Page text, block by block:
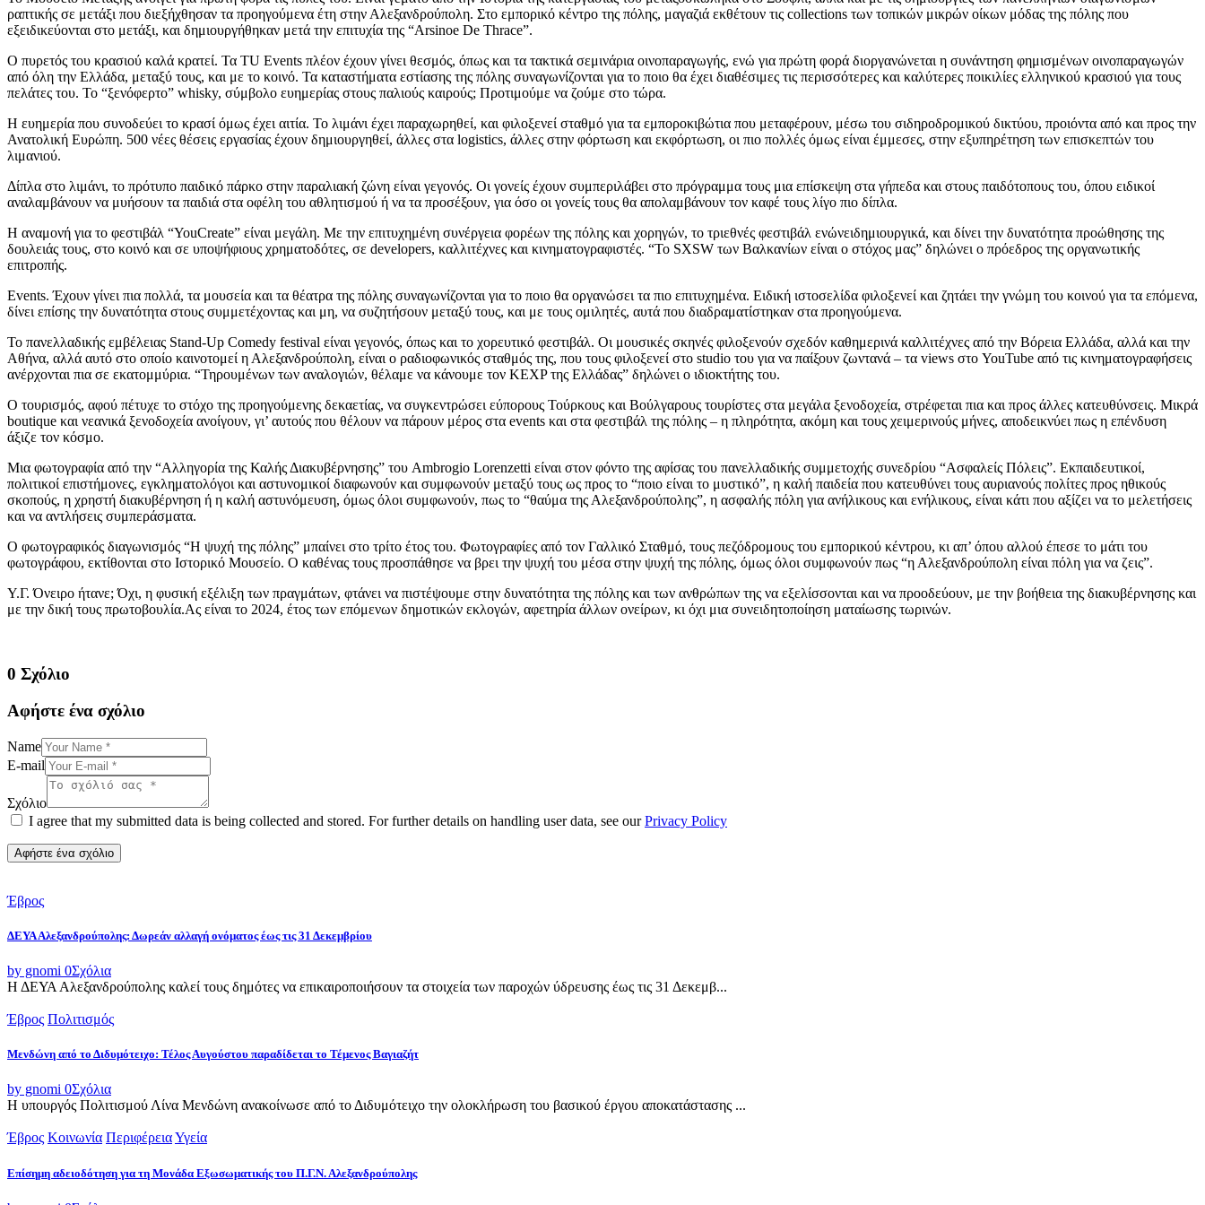
ραπτικής σε μετάξι που διεξήχθησαν τα προηγούμενα έτη στην Αλεξανδρούπολη. Στο εμπορικό κέντρο της πόλης, μαγαζιά εκθέτουν τις collections των τοπικών μικρών οίκων μόδας της πόλης που
εξειδικεύονται στο μετάξι, και δημιουργήθηκαν μετά την επιτυχία της “Arsinoe De Thrace”.
Ο πυρετός του κρασιού καλά κρατεί. Τα TU Events πλέον έχουν γίνει θεσμός, όπως και τα τακτικά σεμινάρια οινοπαραγωγής, ενώ για πρώτη φορά διοργανώνεται η συνάντηση φημισμένων οινοπαραγωγών
από όλη την Ελλάδα, μεταξύ τους, και με το κοινό. Τα καταστήματα εστίασης της πόλης συναγωνίζονται για το ποιο θα έχει διαθέσιμες τις περισσότερες και καλύτερες ποικιλίες ελληνικού κρασιού για τους
πελάτες του. Το “ξενόφερτο” whisky, σύμβολο ευημερίας στους παλιούς καιρούς; Προτιμούμε να ζούμε στο τώρα.
Η ευημερία που συνοδεύει το κρασί όμως έχει αιτία. Το λιμάνι έχει παραχωρηθεί, και φιλοξενεί σταθμό για τα εμποροκιβώτια που μεταφέρουν, μέσω του σιδηροδρομικού δικτύου, προιόντα από και προς την
Ανατολική Ευρώπη. 500 νέες θέσεις εργασίας έχουν δημιουργηθεί, άλλες στα logistics, άλλες στην φόρτωση και εκφόρτωση, οι πιο πολλές όμως είναι έμμεσες, στην εξυπηρέτηση των επισκεπτών του
λιμανιού.
Δίπλα στο λιμάνι, το πρότυπο παιδικό πάρκο στην παραλιακή ζώνη είναι γεγονός. Οι γονείς έχουν συμπεριλάβει στο πρόγραμμα τους μια επίσκεψη στα γήπεδα και στους παιδότοπους του, όπου ειδικοί
αναλαμβάνουν να μυήσουν τα παιδιά στα οφέλη του αθλητισμού ή να τα προσέξουν, για όσο οι γονείς τους θα απολαμβάνουν τον καφέ τους λίγο πιο δίπλα.
Η αναμονή για το φεστιβάλ “YouCreate” είναι μεγάλη. Με την επιτυχημένη συνέργεια φορέων της πόλης και χορηγών, το τριεθνές φεστιβάλ ενώνειδημιουργικά, και δίνει την δυνατότητα προώθησης της
δουλειάς τους, στο κοινό και σε υποψήφιους χρηματοδότες, σε developers, καλλιτέχνες και κινηματογραφιστές. “Το SXSW των Βαλκανίων είναι o στόχος μας” δηλώνει ο πρόεδρος της οργανωτικής
επιτροπής.
Events. Έχουν γίνει πια πολλά, τα μουσεία και τα θέατρα της πόλης συναγωνίζονται για το ποιο θα οργανώσει τα πιο επιτυχημένα. Ειδική ιστοσελίδα φιλοξενεί και ζητάει την γνώμη του κοινού για τα επόμενα,
δίνει επίσης την δυνατότητα στους συμμετέχοντας και μη, να συζητήσουν μεταξύ τους, και με τους ομιλητές, αυτά που διαδραματίστηκαν στα προηγούμενα.
Το πανελλαδικής εμβέλειας Stand-Up Comedy festival είναι γεγονός, όπως και το χορευτικό φεστιβάλ. Οι μουσικές σκηνές φιλοξενούν σχεδόν καθημερινά καλλιτέχνες από την Βόρεια Ελλάδα, αλλά και την
Αθήνα, αλλά αυτό στο οποίο καινοτομεί η Αλεξανδρούπολη, είναι ο ραδιοφωνικός σταθμός της, που τους φιλοξενεί στο studio του για να παίξουν ζωντανά – τα views στο YouTube από τις κινηματογραφήσεις
ανέρχονται πια σε εκατομμύρια. “Τηρουμένων των αναλογιών, θέλαμε να κάνουμε τον KEXP της Ελλάδας” δηλώνει ο ιδιοκτήτης του.
Ο τουρισμός, αφού πέτυχε το στόχο της προηγούμενης δεκαετίας, να συγκεντρώσει εύπορους Τούρκους και Βούλγαρους τουρίστες στα μεγάλα ξενοδοχεία, στρέφεται πια και προς άλλες κατευθύνσεις. Μικρά
boutique και νεανικά ξενοδοχεία ανοίγουν, γι’ αυτούς που θέλουν να πάρουν μέρος στα events και στα φεστιβάλ της πόλης – η πληρότητα, ακόμη και τους χειμερινούς μήνες, αποδεικνύει πως η επένδυση
άξιζε τον κόσμο.
Μια φωτογραφία από την “Αλληγορία της Καλής Διακυβέρνησης” του Ambrogio Lorenzetti είναι στον φόντο της αφίσας του πανελλαδικής συμμετοχής συνεδρίου “Ασφαλείς Πόλεις”. Εκπαιδευτικοί,
πολιτικοί επιστήμονες, εγκληματολόγοι και αστυνομικοί διαφωνούν και συμφωνούν μεταξύ τους ως προς το “ποιο είναι το μυστικό”, η καλή παιδεία που κατευθύνει τους αυριανούς πολίτες προς ηθικούς
σκοπούς, η χρηστή διακυβέρνηση ή η καλή αστυνόμευση, όμως όλοι συμφωνούν, πως το “θαύμα της Αλεξανδρούπολης”, η ασφαλής πόλη για ανήλικους και ενήλικους, είναι κάτι που αξίζει να το μελετήσεις
και να αντλήσεις συμπεράσματα.
Ο φωτογραφικός διαγωνισμός “Η ψυχή της πόλης” μπαίνει στο τρίτο έτος του. Φωτογραφίες από τον Γαλλικό Σταθμό, τους πεζόδρομους του εμπορικού κέντρου, κι απ’ όπου αλλού έπεσε το μάτι του
φωτογράφου, εκτίθονται στο Ιστορικό Μουσείο. Ο καθένας τους προσπάθησε να βρει την ψυχή του μέσα στην ψυχή της πόλης, όμως όλοι συμφωνούν πως “η Αλεξανδρούπολη είναι πόλη για να ζεις”.
Υ.Γ. Όνειρο ήτανε; Όχι, η φυσική εξέλιξη των πραγμάτων, φτάνει να πιστέψουμε στην δυνατότητα της πόλης και των ανθρώπων της να εξελίσσονται και να προοδεύουν, με την βοήθεια της διακυβέρνησης και
με την δική τους πρωτοβουλία.Ας είναι το 2024, έτος των επόμενων δημοτικών εκλογών, αφετηρία άλλων ονείρων, κι όχι μια συνειδητοποίηση ματαίωσης τωρινών.
0 Σχόλιο
Αφήστε ένα σχόλιο
Name
E-mail
Σχόλιο
I agree that my submitted data is being collected and stored. For further details on handling user data, see ourPrivacy Policy
Έβρος
ΔΕΥΑ Αλεξανδρούπολης: Δωρεάν αλλαγή ονόματος έως τις 31 Δεκεμβρίου
by gnomi 0Σχόλια
Η ΔΕΥΑ Αλεξανδρούπολης καλεί τους δημότες να επικαιροποιήσουν τα στοιχεία των παροχών ύδρευσης έως τις 31 Δεκεμβ...
Έβρος Πολιτισμός
Μενδώνη από το Διδυμότειχο: Τέλος Αυγούστου παραδίδεται το Τέμενος Βαγιαζήτ
by gnomi 0Σχόλια
Η υπουργός Πολιτισμού Λίνα Μενδώνη ανακοίνωσε από το Διδυμότειχο την ολοκλήρωση του βασικού έργου αποκατάστασης ...
Έβρος Κοινωνία ΠεριφέρειαΥγεία
Επίσημη αδειοδότηση για τη Μονάδα Εξωσωματικής του Π.Γ.Ν. Αλεξανδρούπολης